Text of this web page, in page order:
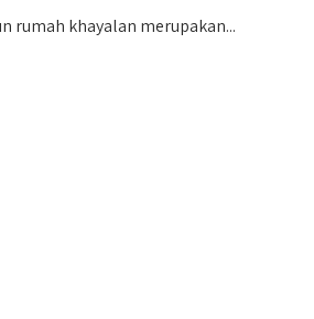
rumah khayalan merupakan...